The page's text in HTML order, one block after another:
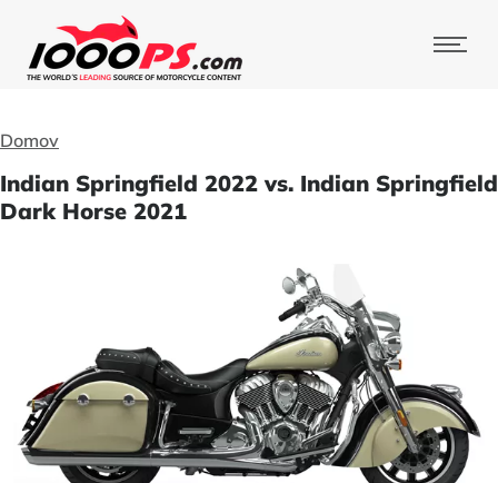
Domov
Indian Springfield 2022 vs. Indian Springfield
Dark Horse 2021